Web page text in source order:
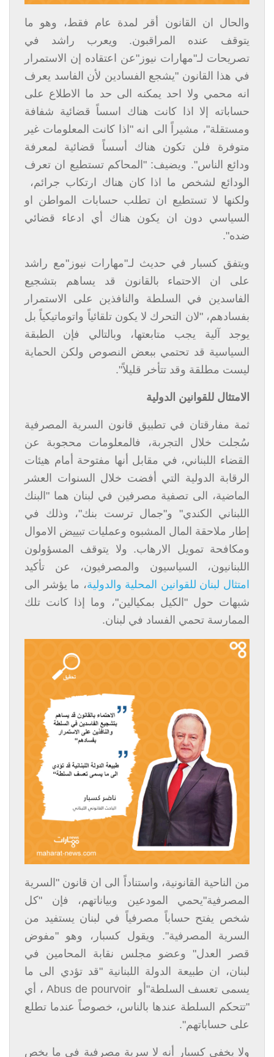
والحال ان القانون أقر لمدة عام فقط، وهو ما
يتوقف عنده المراقبون. ويعرب راشد في
تصريحات لـ"مهارات نيوز"عن اعتقاده إن الاستمرار
في هذا القانون "يشجع الفسادين لأن الفاسد يعرف
انه محمي ولا احد يمكنه الى حد ما الاطلاع على
حساباته إلا اذا كانت هناك اسساً قضائية شفافة
ومستقلة"، مشيراً الى انه "اذا كانت المعلومات غير
متوفرة فلن تكون هناك أسساً قضائية لمعرفة
ودائع الناس". ويضيف: "المحاكم تستطيع ان تعرف
الودائع لشخص ما اذا كان هناك ارتكاب جرائم،
ولكنها لا تستطيع ان تطلب حسابات المواطن او
السياسي دون ان يكون هناك أي ادعاء قضائي
ضده".
ويتفق كسبار في حديث لـ"مهارات نيوز"مع راشد
على ان الاحتماء بالقانون قد يساهم بتشجيع
الفاسدين في السلطة والنافذين على الاستمرار
بفسادهم، "لان التحرك لا يكون تلقائياً واتوماتيكياً بل
يوجد آلية يجب متابعتها، وبالتالي فإن الطبقة
السياسية قد تحتمي ببعض النصوص ولكن الحماية
ليست مطلقة وقد تتأخر قليلاً".
الامتثال للقوانين الدولية
ثمة مفارقتان في تطبيق قانون السرية المصرفية
سُجلت خلال التجربة، فالمعلومات محجوبة عن
القضاء اللبناني، في مقابل أنها مفتوحة أمام هيئات
الرقابة الدولية التي أفضت خلال السنوات العشر
الماضية، الى تصفية مصرفين في لبنان هما "البنك
اللبناني الكندي" و"جمال ترست بنك"، وذلك في
إطار ملاحقة المال المشبوه وعمليات تبييض الاموال
ومكافحة تمويل الارهاب. ولا يتوقف المسؤولون
اللبنانيون، السياسيون والمصرفيون، عن تأكيد
امتثال لبنان للقوانين المحلية والدولية، ما يؤشر الى
شبهات حول "الكيل بمكيالين"، وما إذا كانت تلك
الممارسة تحمي الفساد في لبنان.
من الناحية القانونية، واستناداً الى ان قانون "السرية
المصرفية"يحمي المودعين وبياناتهم، فإن "كل
شخص يفتح حساباً مصرفياً في لبنان يستفيد من
السرية المصرفية". ويقول كسبار، وهو "مفوض
قصر العدل" وعضو مجلس نقابة المحامين في
لبنان، ان طبيعة الدولة اللبنانية "قد تؤدي الى ما
يسمى تعسف السلطة"أوAbus de pourvoir، أي
"تتحكم السلطة عندها بالناس، خصوصاً عندما تطلع
على حساباتهم".
ولا يخفي كسبار أنه لا سرية مصرفية في ما يخص